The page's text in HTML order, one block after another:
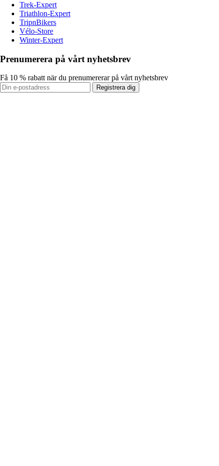
Trek-Expert
Triathlon-Expert
TripnBikers
Vélo-Store
Winter-Expert
Prenumerera på vårt nyhetsbrev
Få 10 % rabatt när du prenumererar på vårt nyhetsbrev
Registrera dig